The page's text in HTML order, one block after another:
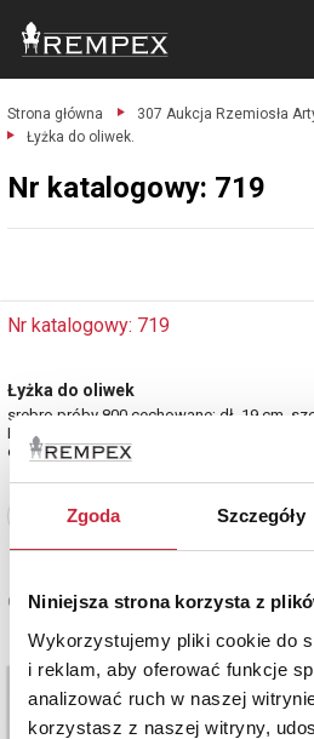
Zgoda Szczegóły
Niniejsza strona korzysta z
Wykorzystujemy pliki cookie do
i reklam, aby oferować funkcje
analizować ruch w naszej
korzystasz z naszej witryny,
Strona główna
307 Aukcja Rzemiosła
Łyżka do oliwek.
Nr katalogowy: 719
Nr katalogowy: 719
Łyżka do oliwek
srebro próby 800 cechowane; dł. 19 cm,
Niemcy, koniec XIX w.
estymacja: 1 000 - 1 200 zł
Zobacz pełne informacje
Cena sprzedaży
1 300 zł